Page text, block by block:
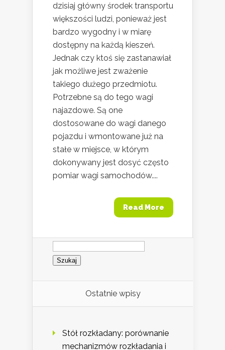
dzisiaj główny środek transportu
większości ludzi, ponieważ jest
bardzo wygodny i w miarę
dostępny na każdą kieszeń.
Jednak czy ktoś się zastanawiał
jak możliwe jest zważenie
takiego dużego przedmiotu.
Potrzebne są do tego wagi
najazdowe. Są one
dostosowane do wagi danego
pojazdu i wmontowane już na
stałe w miejsce, w którym
dokonywany jest dosyć często
pomiar wagi samochodów....
Read More
Szukaj:
Ostatnie wpisy
Stół rozkładany: porównanie
mechanizmów rozkładania i